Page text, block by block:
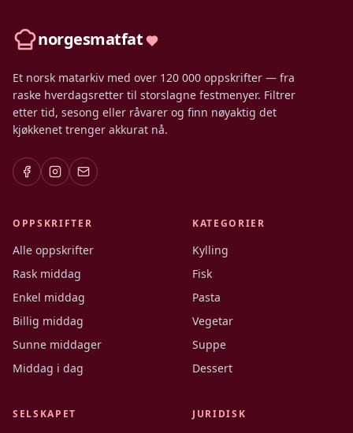
norgesmatfat
Et norsk matarkiv med over 120 000 oppskrifter — fra
raske hverdagsretter til storslagne festmenyer. Filtrer
etter tid, sesong eller råvarer og finn nøyaktig det
kjøkkenet trenger akkurat nå.
OPPSKRIFTER
Alle oppskrifter
Rask middag
Enkel middag
Billig middag
Sunne middager
Middag i dag
KATEGORIER
Kylling
Fisk
Pasta
Vegetar
Suppe
Dessert
SELSKAPET JURIDISK